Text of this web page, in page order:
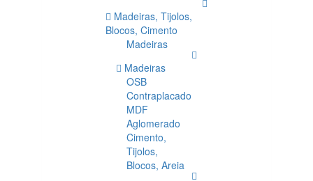
Madeiras, Tijolos,
Blocos, Cimento
Madeiras
Madeiras
OSB
Contraplacado
MDF
Aglomerado
Cimento,
Tijolos,
Blocos, Areia